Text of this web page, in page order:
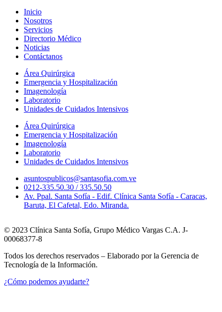
Inicio
Nosotros
Servicios
Directorio Médico
Noticias
Contáctanos
Área Quirúrgica
Emergencia y Hospitalización
Imagenología
Laboratorio
Unidades de Cuidados Intensivos
Área Quirúrgica
Emergencia y Hospitalización
Imagenología
Laboratorio
Unidades de Cuidados Intensivos
asuntospublicos@santasofia.com.ve
0212-335.50.30 / 335.50.50
Av. Ppal. Santa Sofía - Edif. Clínica Santa Sofía - Caracas,
Baruta, El Cafetal, Edo. Miranda.
© 2023 Clínica Santa Sofía, Grupo Médico Vargas C.A. J-
00068377-8
Todos los derechos reservados – Elaborado por la Gerencia de
Tecnología de la Información.
¿Cómo podemos ayudarte?